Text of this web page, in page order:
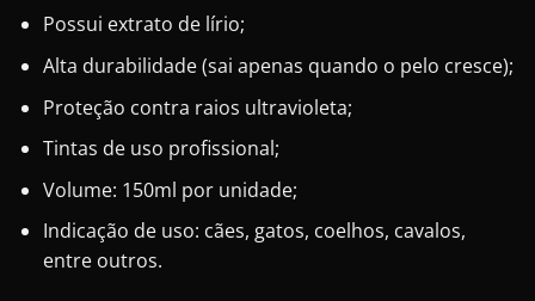
Possui extrato de lírio;
Alta durabilidade (sai apenas quando o pelo cresce);
Proteção contra raios ultravioleta;
Tintas de uso profissional;
Volume: 150ml por unidade;
Indicação de uso: cães, gatos, coelhos, cavalos,
entre outros.